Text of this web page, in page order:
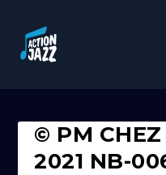
© PM CHEZ
2021 NB-